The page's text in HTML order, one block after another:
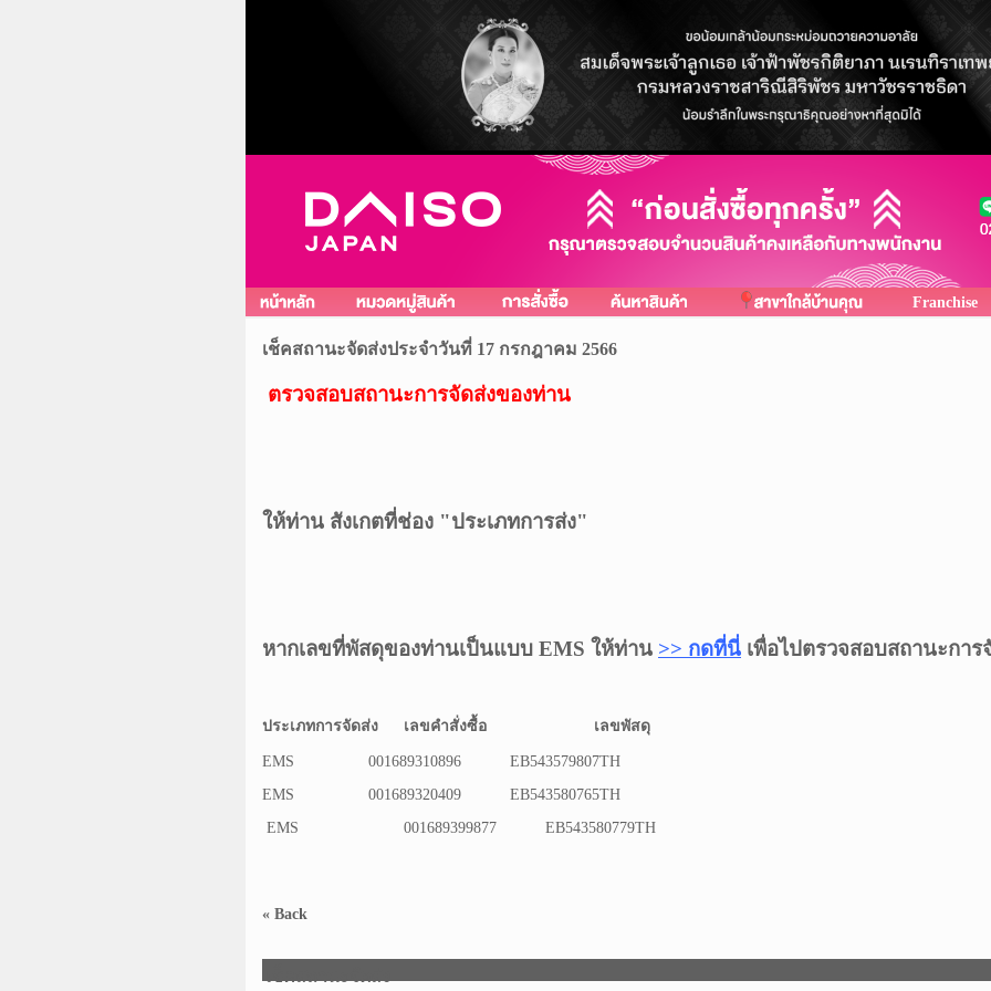
Franchise
เช็คสถานะจัดส่งประจำวันที่ 17 กรกฎาคม 2566
ตรวจสอบสถานะการจัดส่งของท่าน
ให้ท่าน สังเกตที่ช่อง "ประเภทการส่ง"
หากเลขที่พัสดุของท่านเป็นแบบ EMS ให้ท่าน >> กดที่นี่ เพื่อไปตรวจสอบสถานะการ
ประเภทการจัดส่ง เลขคำสั่งซื้อ เลขพัสดุ
EMS 001689310896
EB543579807TH
EMS
001689320409
EB543580765TH
EMS
001689399877 EB543580779TH
« Back